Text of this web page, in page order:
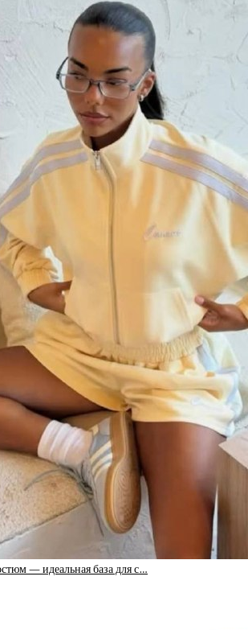
— идеальная база для с…